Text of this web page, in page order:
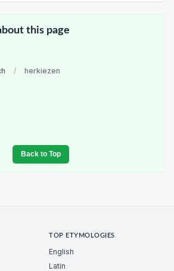
this page
/ herkiezen
Back to Top
TOP ETYMOLOGIES
English
Latin